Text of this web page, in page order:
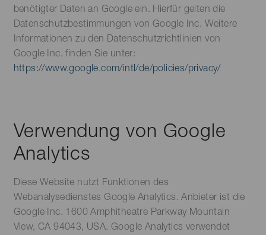
benötigter Daten an Google ein. Hierfür gelten die
Datenschutzbestimmungen von Google Inc. Weitere
Informationen zu den Datenschutzrichtlinien von
Google Inc. finden Sie unter:
https://www.google.com/intl/de/policies/privacy/
Verwendung von Google
Analytics
Diese Website nutzt Funktionen des
Webanalysedienstes Google Analytics. Anbieter ist die
Google Inc. 1600 Amphitheatre Parkway Mountain
View, CA 94043, USA. Google Analytics verwendet